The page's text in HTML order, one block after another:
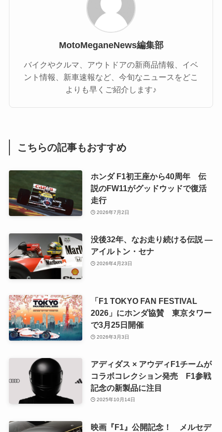
MotoMeganeNews編集部
バイクやクルマ、アウトドアの新商品情報、イベ
ント情報、新車速報など、今旬なニュースをどこ
よりも早くご紹介します♪
こちらの記事もおすすめ
ホンダ F1初王座から40周年 伝
説のFW11がグッドウッドで復活
走行
2026年7月2日
没後32年、なお走り続ける伝説 ―
アイルトン・セナ
2026年4月23日
「F1 TOKYO FAN FESTIVAL
2026」にホンダ協賛 東京タワー
で3月25日開催
2026年3月3日
アディダス × アウディF1チームが
コラボコレクション発売 F1参戦
記念の新製品に注目
2025年10月14日
映画『F1』公開記念！ メルセデ